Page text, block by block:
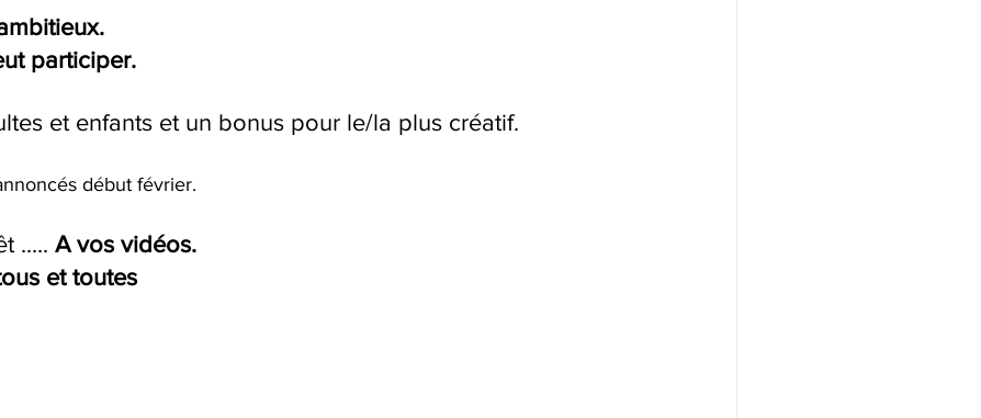
participer.
et enfants et un bonus pour le/la plus créatif.
début février.
..... A vos vidéos.
et toutes